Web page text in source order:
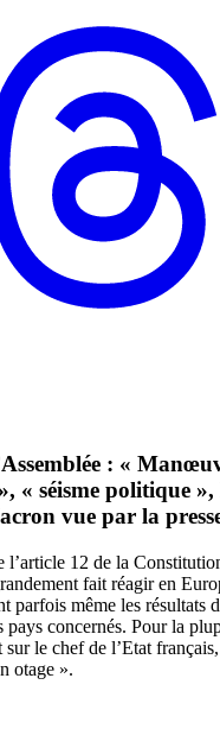
: «
« séisme politique
vue par la
l’article 12 de la
fait réagir en
parfois même les résultats
pays concernés. Pour la
le chef de l’Etat
otage ».